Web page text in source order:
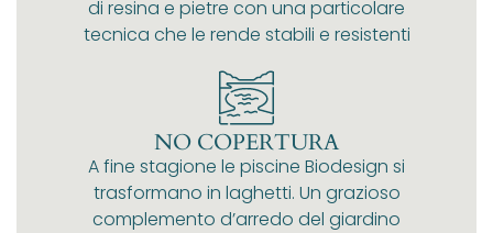
di resina e pietre con una particolare
tecnica che le rende stabili e resistenti
NO COPERTURA
A fine stagione le piscine Biodesign si
trasformano in laghetti. Un grazioso
complemento d’arredo del giardino